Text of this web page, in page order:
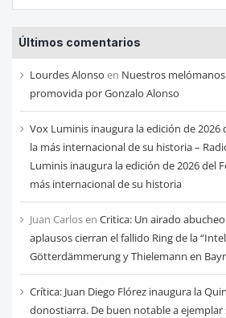
entradas
de
cada
mes
Últimos comentarios
Lourdes Alonso en Nuestros
promovida por Gonzalo Alonso
Vox Luminis inaugura la edición de 2026
la más internacional de su historia –
Luminis inaugura la edición de 2026 del
más internacional de su historia
Juan Carlosen Critica: Un airado
aplausos cierran el fallido Ring de la
Götterdämmerung y Thielemann en
Crítica: Juan Diego Flórez inaugura la
donostiarra. De buen notable a ejemplar